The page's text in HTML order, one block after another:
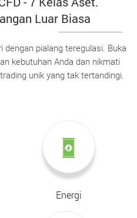
Luar Biasa
dengan pialang teregulasi. Buka
kebutuhan Anda dan nikmati
unik yang tak tertandingi.
Energi